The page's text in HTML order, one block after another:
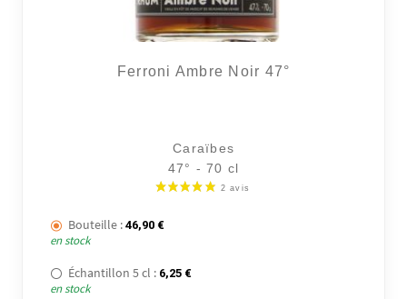
Ferroni Ambre Noir 47°
Caraïbes
47° - 70 cl
Bouteille : 46,90 €
en stock
Échantillon 5 cl : 6,25 €
en stock